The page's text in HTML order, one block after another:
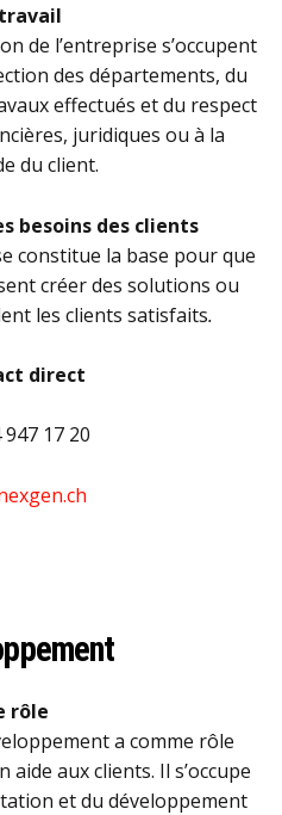
de l’entreprise s’occupent
des départements, du
effectués et du respect
juridiques ou à la
du client.
besoins des clients
constitue la base pour que
créer des solutions ou
les clients satisfaits.
direct
947 17 20
rôle
a comme rôle
aux clients. Il s’occupe
et du développement